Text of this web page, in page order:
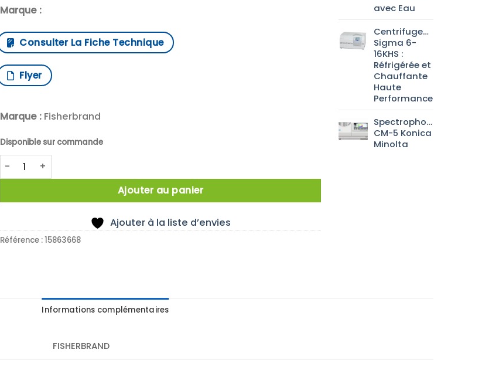
Marque :
Consulter La Fiche Technique
Flyer
Marque :Fisherbrand
Disponible sur commande
quantité de X48 Fisherbrand reusable Glass low-form Griffin 10
Ajouter au panier
Ajouter à la liste d’envies
Référence :15863668
avec Eau
Centrifugeuse
Sigma 6-
16KHS :
Réfrigérée et
Chauffante
Haute
Performance
Spectrophotomètre
CM-5 Konica
Minolta
Informations complémentaires
FISHERBRAND